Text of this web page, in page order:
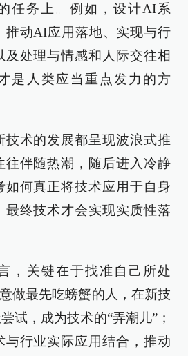
任务上。例如，设计AI系
推动AI应用落地、实现与行
及处理与情感和人际交往相
是人类应当重点发力的方
技术的发展都呈现波浪式推
往伴随热潮，随后进入冷静
如何真正将技术应用于自身
最终技术才会实现实质性落
，关键在于找准自己所处
做最先吃螃蟹的人，在新技
试，成为技术的“弄潮儿”；
与行业实际应用结合，推动